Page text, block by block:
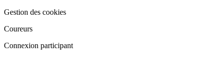
Gestion des cookies
Coureurs
Connexion participant